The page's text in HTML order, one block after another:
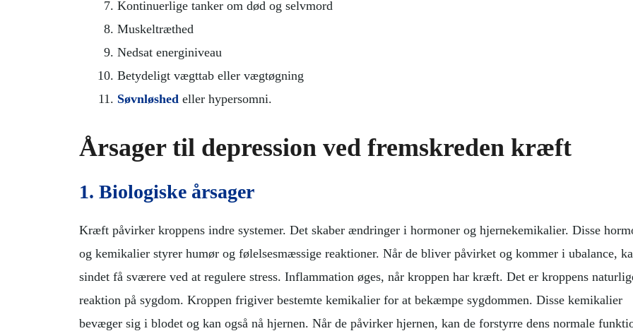
Kontinuerlige tanker om død og selvmord
Muskeltræthed
Nedsat energiniveau
Betydeligt vægttab eller vægtøgning
Søvnløshed eller hypersomni.
Årsager til depression ved fremskreden kræft
1. Biologiske årsager
Kræft påvirker kroppens indre systemer. Det skaber ændringer i hormoner og hjernekemikalier. Disse
og kemikalier styrer humør og følelsesmæssige reaktioner. Når de bliver påvirket og kommer i ubalance,
sindet få sværere ved at regulere stress. Inflammation øges, når kroppen har kræft. Det er kroppens
reaktion på sygdom. Kroppen frigiver bestemte kemikalier for at bekæmpe sygdommen. Disse kemikalier
bevæger sig i blodet og kan også nå hjernen. Når de påvirker hjernen, kan de forstyrre dens normale